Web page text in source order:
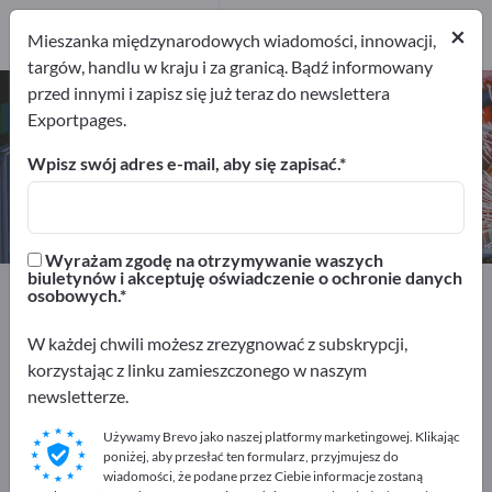
Wiertła specjalistyczne – znajdź
producentów i dostawców
Producenci
Exportpages
Narzędzia warsztatowe
Reklamuj się bezpłatnie w serwisie
Exportpages!
Szukaj – Oferty – Towary używane – Kontakty biznesowe
>> zacznij tutaj
×
Mieszanka międzynarodowych wiadomości, innowacji,
targów, handlu w kraju i za granicą. Bądź informowany
przed innymi i zapisz się już teraz do newslettera
Exportpages.
Wpisz swój adres e-mail, aby się zapisać.
Wyrażam zgodę na otrzymywanie waszych
biuletynów i akceptuję oświadczenie o ochronie danych
osobowych.
W każdej chwili możesz zrezygnować z subskrypcji,
korzystając z linku zamieszczonego w naszym
newsletterze.
Używamy Brevo jako naszej platformy marketingowej. Klikając
poniżej, aby przesłać ten formularz, przyjmujesz do
wiadomości, że podane przez Ciebie informacje zostaną